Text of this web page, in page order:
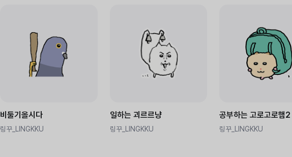
비둘기올시다
링꾸_LINGKKU
일하는 괴르르냥
링꾸_LINGKKU
공부하는 고로고로햄2
링꾸_LINGKKU